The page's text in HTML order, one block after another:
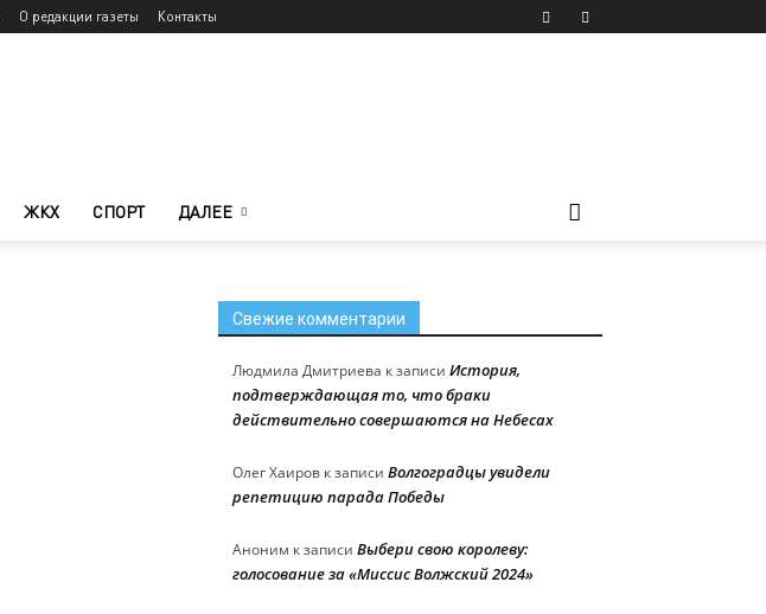
О редакции газеты Контакты
ЖКХ СПОРТ ДАЛЕЕ
Свежие комментарии
Людмила Дмитриева к записи История,
подтверждающая то, что браки
действительно совершаются на Небесах
Олег Хаиров к записи Волгоградцы увидели
репетицию парада Победы
Аноним к записи Выбери свою королеву:
голосование за «Миссис Волжский 2024»